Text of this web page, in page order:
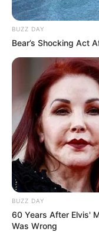
BUZZ DAY
Bear’s Shocking Act
BUZZ DAY
60 Years After Elvis'
Was Wrong